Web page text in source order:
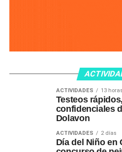
ACTIVIDADES 13 horas
Testeos
confidenciales
Dolavon
ACTIVIDADES 2 días
Día del Niño en